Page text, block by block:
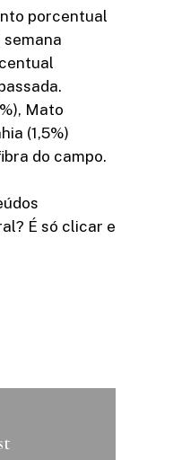
porcentual
semana
Mato
(1,5%)
do campo.
É só clicar e